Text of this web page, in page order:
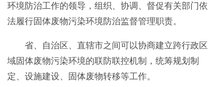
环境防治工作的领导，组织、协调、督促有关部门依
法履行固体废物污染环境防治监督管理职责。
省、自治区、直辖市之间可以协商建立跨行政区
域固体废物污染环境的联防联控机制，统筹规划制
定、设施建设、固体废物转移等工作。